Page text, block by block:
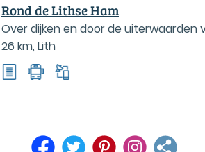
Rond de Lithse Ham
Over dijken en door de uiterwaarden
26 km, Lith